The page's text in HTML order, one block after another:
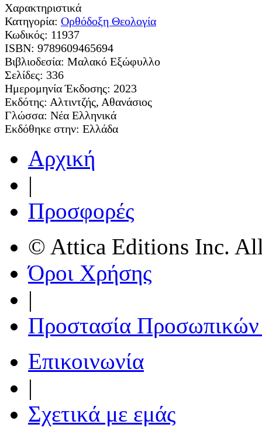
Χαρακτηριστικά
Κατηγορία: Ορθόδοξη Θεολογία
Κωδικός: 11937
ISBN: 9789609465694
Βιβλιοδεσία: Μαλακό Εξώφυλλο
Σελίδες: 336
Ημερομηνία Έκδοσης: 2023
Εκδότης: Αλτιντζής, Αθανάσιος
Γλώσσα: Νέα Ελληνικά
Εκδόθηκε στην: Ελλάδα
Αρχική
|
Προσφορές
© Attica Editions Inc.
Όροι Χρήσης
|
Προστασία
Επικοινωνία
|
Σχετικά με εμάς